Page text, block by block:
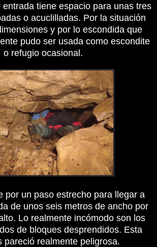
entrada tiene espacio para unas tres
o acuclilladas. Por la situación
y por lo escondida que
pudo ser usada como escondite
o refugio ocasional.
por un paso estrecho para llegar a
de unos seis metros de ancho por
Lo realmente incómodo son los
de bloques desprendidos. Esta
pareció realmente peligrosa.